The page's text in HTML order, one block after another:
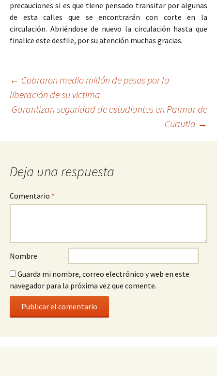
precauciones si es que tiene pensado transitar por algunas
de esta calles que se encontrarán con corte en la
circulación. Abriéndose de nuevo la circulación hasta que
finalice este desfile, por su atención muchas gracias.
entrada
← Cobraron medio millón de pesos por la
liberación de su victima
Garantizan seguridad de estudiantes en Palmar de
Cuautla →
Deja una respuesta
Comentario *
Nombre
Guarda mi nombre, correo electrónico y web en este
navegador para la próxima vez que comente.